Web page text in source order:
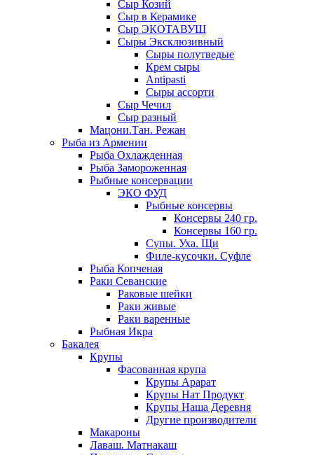
Сыр Козий
Сыр в Керамике
Сыр ЭКОТАВУШ
Сыры Эксклюзивный
Сыры полутведые
Крем сыры
Antipasti
Сыры ассорти
Сыр Чечил
Сыр разный
Мацони.Тан. Режан
Рыба из Армении
Рыба Охлажденная
Рыба Замороженная
Рыбные консервации
ЭКО ФУД
Рыбные консервы
Консервы 240 гр.
Консервы 160 гр.
Супы. Уха. Щи
Филе-кусочки. Суфле
Рыба Копченая
Раки Севанские
Раковые шейки
Раки живые
Раки варенные
Рыбная Икра
Бакалея
Крупы
Фасованная крупа
Крупы Арарат
Крупы Нат Продукт
Крупы Наша Деревня
Другие производители
Макароны
Лаваш. Матнакаш